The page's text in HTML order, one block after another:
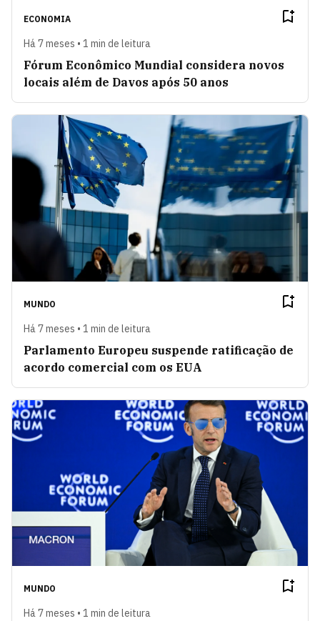
ECONOMIA
Há 7 meses • 1 min de leitura
Fórum Econômico Mundial considera novos
locais além de Davos após 50 anos
MUNDO
Há 7 meses • 1 min de leitura
Parlamento Europeu suspende ratificação de
acordo comercial com os EUA
MUNDO
Há 7 meses • 1 min de leitura